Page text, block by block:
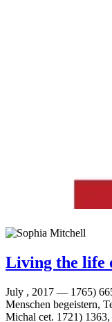
Living the life
July , 2017 — 1765)
Menschen begeistern,
Michal cet. 1721)